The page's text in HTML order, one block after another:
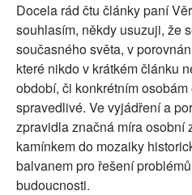
Docela rád čtu články paní
souhlasím, někdy usuzuji, že
současného světa, v
které nikdo v krátkém článku
období, či konkrétním
spravedlivé. Ve vyjádření a
zpravidla značná míra osobní
kamínkem do mozaiky
balvanem pro řešení
budoucnosti.